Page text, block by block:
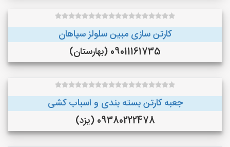
کارتن سازی مبین سلولز سپاهان
09011161735 (بهارستان)
جعبه کارتن بسته بندی و اسباب کشی
09380222478 (یزد)